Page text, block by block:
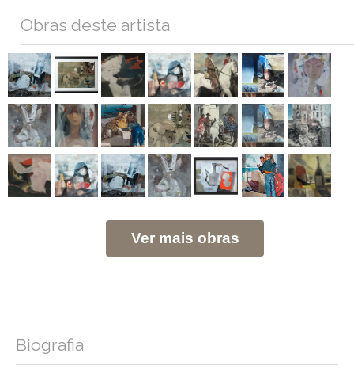
Obras deste artista
Ver mais obras
Biografia